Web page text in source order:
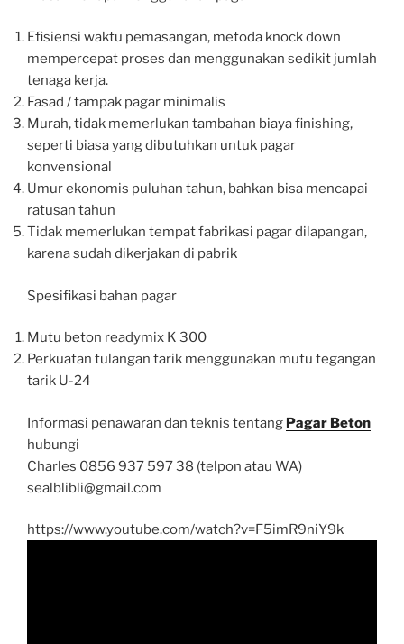
Efisiensi waktu pemasangan, metoda knock down
mempercepat proses dan menggunakan sedikit jumlah
tenaga kerja.
Fasad / tampak pagar minimalis
Murah, tidak memerlukan tambahan biaya finishing,
seperti biasa yang dibutuhkan untuk pagar
konvensional
Umur ekonomis puluhan tahun, bahkan bisa mencapai
ratusan tahun
Tidak memerlukan tempat fabrikasi pagar dilapangan,
karena sudah dikerjakan di pabrik
Spesifikasi bahan pagar
Mutu beton readymix K 300
Perkuatan tulangan tarik menggunakan mutu tegangan
tarik U-24
Informasi penawaran dan teknis tentang Pagar Beton
hubungi
Charles 0856 937 597 38 (telpon atau WA)
sealblibli@gmail.com
https://www.youtube.com/watch?v=F5imR9niY9k